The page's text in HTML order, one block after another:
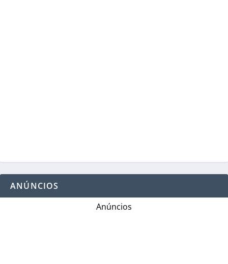
ANÚNCIOS
Anúncios